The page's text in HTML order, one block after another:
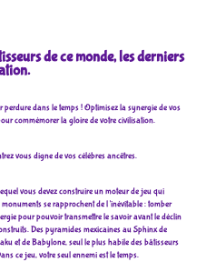
de ce monde, les derniers
dans le temps ! Optimisez la synergie de vos
commémorer la gloire de votre civilisation.
vous digne de vos célèbres ancêtres.
vous devez construire un moteur de jeu qui
se rapprochent de l’inévitable : tomber
pour pouvoir transmettre le savoir avant le déclin
Des pyramides mexicaines au Sphinx de
et de Babylone, seul le plus habile des bâtisseurs
ce jeu, votre seul ennemi est le temps.